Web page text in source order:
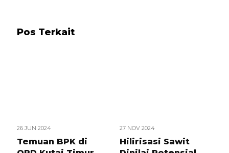
Pos Terkait
26 JUN 2024
Temuan BPK di
27 NOV 2024
Hilirisasi Sawit